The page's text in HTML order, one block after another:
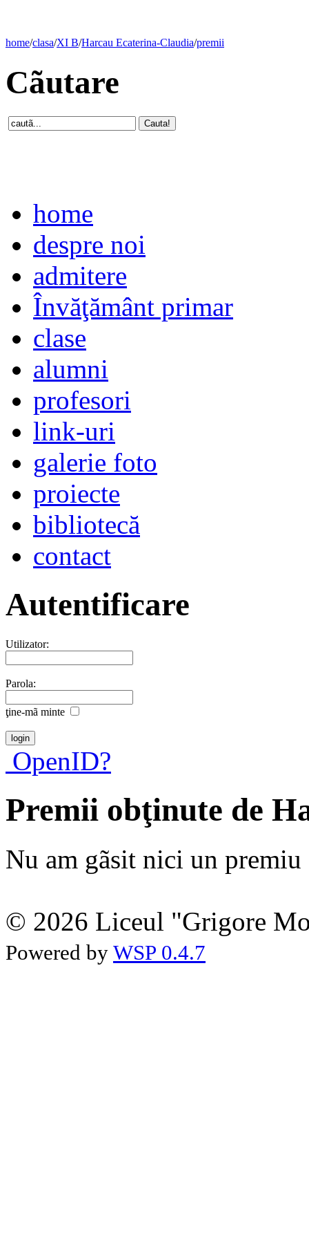
home/clasa/XI B/Harcau Ecaterina-Claudia/premii
Cãutare
home
despre noi
admitere
Învăţământ primar
clase
alumni
profesori
link-uri
galerie foto
proiecte
bibliotecă
contact
Autentificare
Utilizator:
Parola:
ţine-mã minte
OpenID?
Premii obţinute de
Nu am gãsit nici un premiu
© 2026 Liceul "Grigore
Powered by WSP 0.4.7